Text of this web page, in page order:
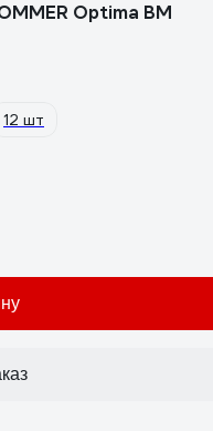
Optima BM
12 шт